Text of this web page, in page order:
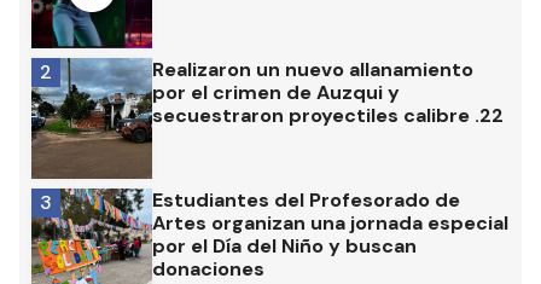
Realizaron un nuevo allanamiento
por el crimen de Auzqui y
secuestraron proyectiles calibre .22
2
Estudiantes del Profesorado de
Artes organizan una jornada especial
por el Día del Niño y buscan
donaciones
3